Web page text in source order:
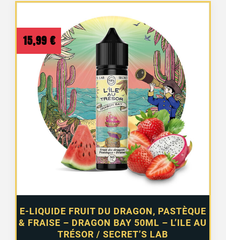
E-LIQUIDE FRUIT DU DRAGON, PASTÈQUE
& FRAISE – DRAGON BAY 50ML – L’ILE AU
TRÉSOR / SECRET’S LAB
15,99 €